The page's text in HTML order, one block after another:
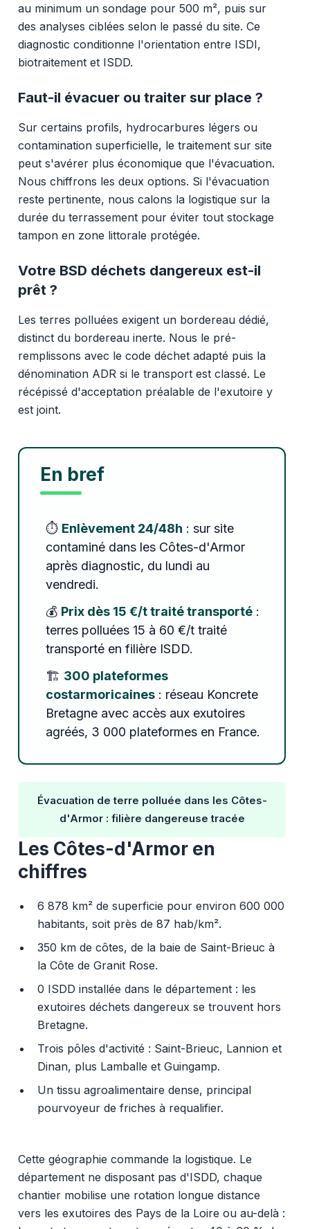
au minimum un sondage pour 500 m², puis sur
des analyses ciblées selon le passé du site. Ce
diagnostic conditionne l'orientation entre ISDI,
biotraitement et ISDD.
Faut-il évacuer ou traiter sur place ?
Sur certains profils, hydrocarbures légers ou
contamination superficielle, le traitement sur site
peut s'avérer plus économique que l'évacuation.
Nous chiffrons les deux options. Si l'évacuation
reste pertinente, nous calons la logistique sur la
durée du terrassement pour éviter tout stockage
tampon en zone littorale protégée.
Votre BSD déchets dangereux est-il
prêt ?
Les terres polluées exigent un bordereau dédié,
distinct du bordereau inerte. Nous le pré-
remplissons avec le code déchet adapté puis la
dénomination ADR si le transport est classé. Le
récépissé d'acceptation préalable de l'exutoire y
est joint.
En bref
⏱️ Enlèvement 24/48h : sur site
contaminé dans les Côtes-d'Armor
après diagnostic, du lundi au
vendredi.
💰 Prix dès 15 €/t traité transporté:
terres polluées 15 à 60 €/t traité
transporté en filière ISDD.
🏗️ 300 plateformes
costarmoricaines: réseau Koncrete
Bretagne avec accès aux exutoires
agréés, 3 000 plateformes en France.
Évacuation de terre polluée dans les Côtes-
d'Armor : filière dangereuse tracée
Les Côtes-d'Armor en
chiffres
6 878 km² de superficie pour environ 600 000
habitants, soit près de 87 hab/km².
350 km de côtes, de la baie de Saint-Brieuc à
la Côte de Granit Rose.
0 ISDD installée dans le département : les
exutoires déchets dangereux se trouvent hors
Bretagne.
Trois pôles d'activité : Saint-Brieuc, Lannion et
Dinan, plus Lamballe et Guingamp.
Un tissu agroalimentaire dense, principal
pourvoyeur de friches à requalifier.
Cette géographie commande la logistique. Le
département ne disposant pas d'ISDD, chaque
chantier mobilise une rotation longue distance
vers les exutoires des Pays de la Loire ou au-delà :